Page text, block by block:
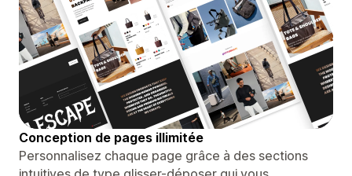
Conception de pages illimitée
Personnalisez chaque page grâce à des sections